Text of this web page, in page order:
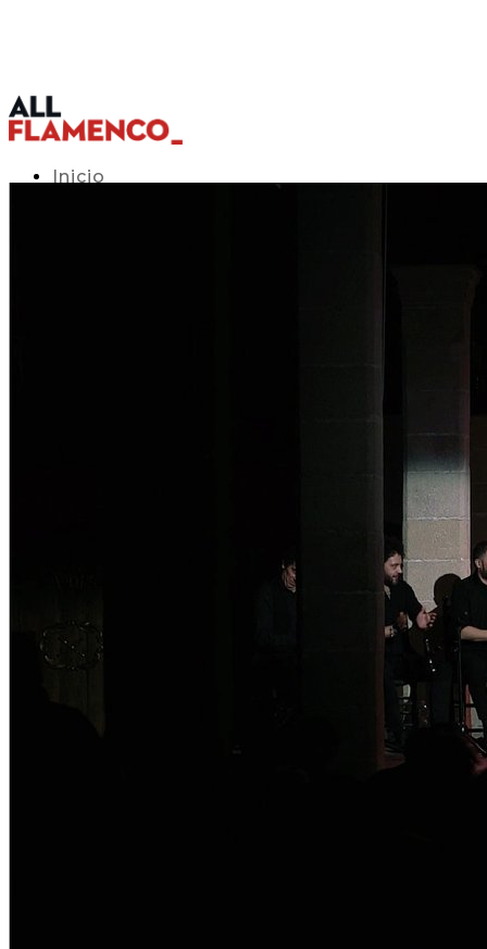
Inicio